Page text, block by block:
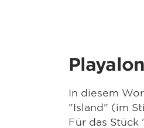
In diesem
"Island" (im
Für das